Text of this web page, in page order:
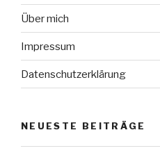
Über mich
Impressum
Datenschutzerklärung
NEUESTE BEITRÄGE